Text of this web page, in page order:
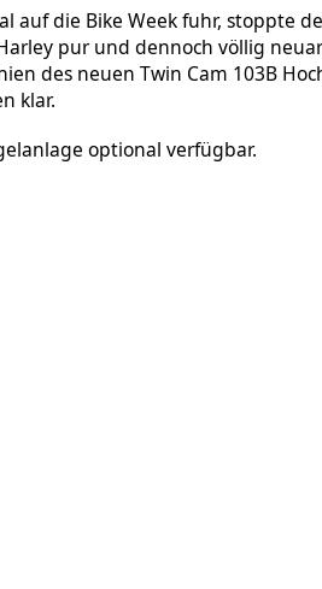
auf die Bike Week fuhr,
pur und dennoch völlig
des neuen Twin Cam 103B
klar.
optional verfügbar.